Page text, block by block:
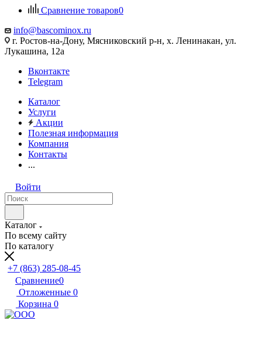
Сравнение товаров0
info@bascominox.ru
г. Ростов-на-Дону, Мясниковский р-н, х. Ленинакан, ул.
Лукашина, 12а
Вконтакте
Telegram
Каталог
Услуги
Акции
Полезная информация
Компания
Контакты
...
Войти
Каталог
По всему сайту
По каталогу
+7 (863) 285-08-45
Сравнение0
Отложенные 0
Корзина 0